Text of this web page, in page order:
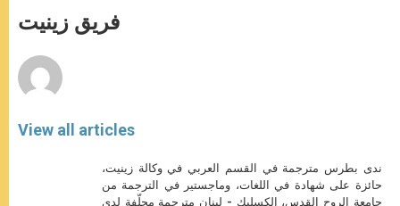
p
p
g
e
o
k
فريق زينيت
View all articles
ندى بطرس مترجمة في القسم العربي في وكالة زينيت،
حائزة على شهادة في اللغات، وماجستير في الترجمة من
جامعة الروح القدس، الكسليك - لبنان مترجمة محلّفة لدى